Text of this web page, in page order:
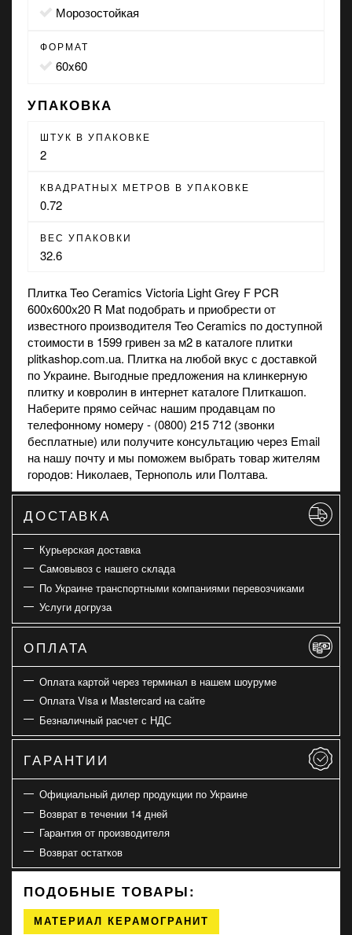
морозостойкая
ФОРМАТ
60x60
УПАКОВКА
ШТУК В УПАКОВКЕ
2
КВАДРАТНЫХ МЕТРОВ В УПАКОВКЕ
0.72
ВЕС УПАКОВКИ
32.6
Плитка Teo Ceramics Victoria Light Grey F PCR
600х600х20 R Mat подобрать и приобрести от
известного производителя Teo Ceramics по доступной
стоимости в 1599 гривен за м2 в каталоге плитки
plitkashop.com.ua. Плитка на любой вкус с доставкой
по Украине. Выгодные предложения на клинкерную
плитку и ковролин в интернет каталоге Плиткашоп.
Наберите прямо сейчас нашим продавцам по
телефонному номеру - (0800) 215 712 (звонки
бесплатные) или получите консультацию через Email
на нашу почту и мы поможем выбрать товар жителям
городов: Николаев, Тернополь или Полтава.
ДОСТАВКА
Курьерская доставка
Самовывоз с нашего склада
По Украине транспортными компаниями перевозчиками
Услуги догруза
ОПЛАТА
Оплата картой через терминал в нашем шоуруме
Оплата Visa и Mastercard на сайте
Безналичный расчет с НДС
ГАРАНТИИ
Официальный дилер продукции по Украине
Возврат в течении 14 дней
Гарантия от производителя
Возврат остатков
ПОДОБНЫЕ ТОВАРЫ:
МАТЕРИАЛ КЕРАМОГРАНИТ